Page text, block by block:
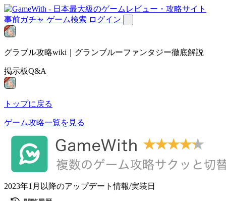
事前ガチャ ゲーム検索 ログイン
グラブル攻略wiki｜グランブルーファンタジー徹底解説
掲示板Q&A
トップに戻る
ゲーム攻略一覧を見る
2023年1月以降のアップデート情報/実装日